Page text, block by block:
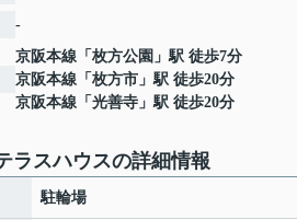
-
京阪本線 「 枚方公園 」駅 徒歩7分
京阪本線 「 枚方市 」駅 徒歩20分
京阪本線 「 光善寺 」駅 徒歩20分
ラスハウスの詳細情報
駐輪場